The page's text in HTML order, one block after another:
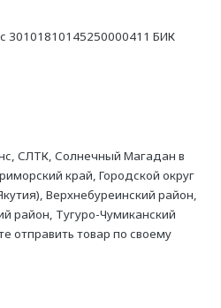
БИК
СЛТК, Солнечный Магадан в
край, Городской округ
Верхнебуреинский район,
район, Тугуро-Чумиканский
отправить товар по своему